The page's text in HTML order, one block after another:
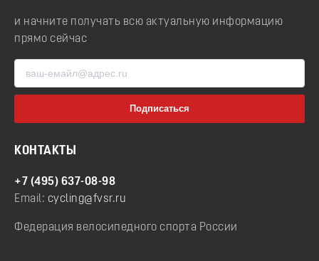
и начните получать всю актуальную информацию
прямо сейчас
КОНТАКТЫ
+7 (495) 637-08-98
Email: cycling@fvsr.ru
Федерация велосипедного спорта России